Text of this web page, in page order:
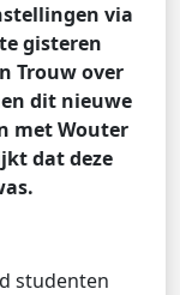
via
gisteren
Trouw over
dit nieuwe
met Wouter
dat deze
studenten